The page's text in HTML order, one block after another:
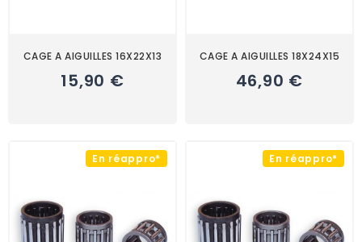
CAGE A AIGUILLES 16X22X13
15,90 €
CAGE A AIGUILLES 18X24X15
46,90 €
En réappro* En réappro*